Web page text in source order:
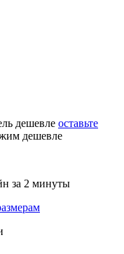
дешевле оставьте
дешевле
за 2 минуты